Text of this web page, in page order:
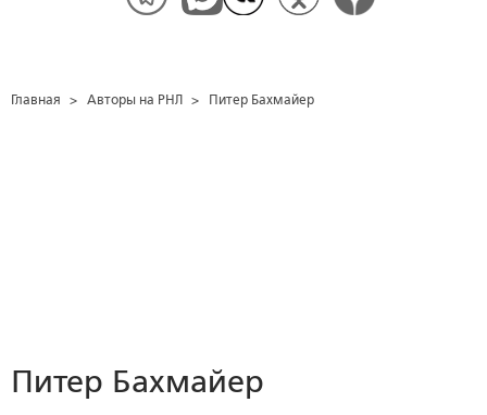
Главная > Авторы на РНЛ > Питер Бахмайер
Питер Бахмайер